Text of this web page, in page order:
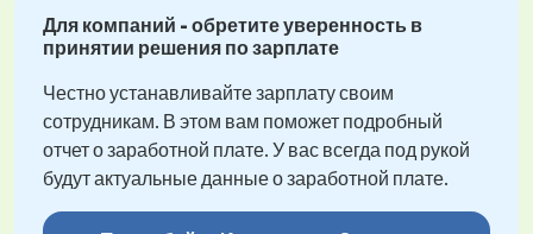
Для компаний - обретите уверенность в
принятии решения по зарплате
Честно устанавливайте зарплату своим
сотрудникам. В этом вам поможет подробный
отчет о заработной плате. У вас всегда под рукой
будут актуальные данные о заработной плате.